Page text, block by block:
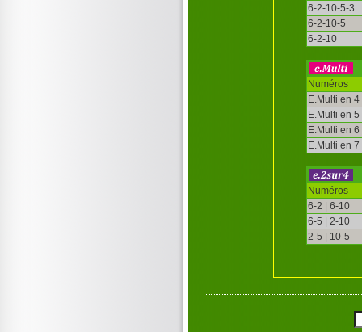
6-2-10-5-3
6-2-10-5
6-2-10
Numéros
E.Multi en 4
E.Multi en 5
E.Multi en 6
E.Multi en 7
Numéros
6-2 | 6-10
6-5 | 2-10
2-5 | 10-5